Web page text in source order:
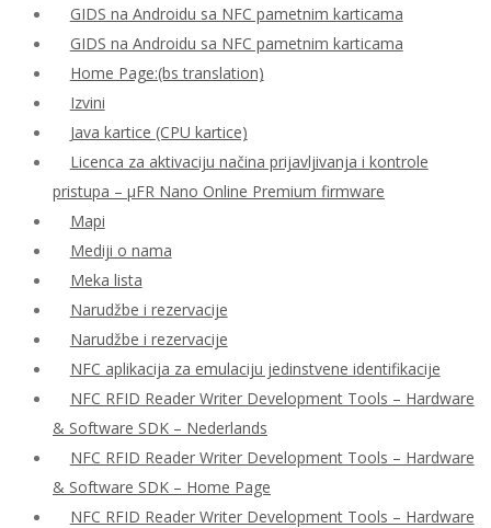
GIDS na Androidu sa NFC pametnim karticama
GIDS na Androidu sa NFC pametnim karticama
Home Page:(bs translation)
Izvini
Java kartice (CPU kartice)
Licenca za aktivaciju načina prijavljivanja i kontrole
pristupa – μFR Nano Online Premium firmware
Mapi
Mediji o nama
Meka lista
Narudžbe i rezervacije
Narudžbe i rezervacije
NFC aplikacija za emulaciju jedinstvene identifikacije
NFC RFID Reader Writer Development Tools – Hardware
& Software SDK – Nederlands
NFC RFID Reader Writer Development Tools – Hardware
& Software SDK – Home Page
NFC RFID Reader Writer Development Tools – Hardware